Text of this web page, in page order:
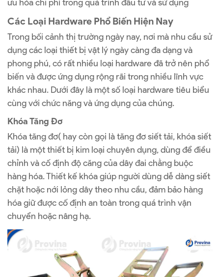
ưu hóa chi phí trong quá trình đầu tư và sử dụng
Các Loại Hardware Phổ Biến Hiện Nay
Trong bối cảnh thị trường ngày nay, nơi mà nhu cầu sử
dụng các loại thiết bị vật lý ngày càng đa dạng và
phong phú, có rất nhiều loại hardware đã trở nên phổ
biến và được ứng dụng rộng rãi trong nhiều lĩnh vực
khác nhau. Dưới đây là một số loại hardware tiêu biểu
cùng với chức năng và ứng dụng của chúng.
Khóa Tăng Đơ
Khóa tăng đơ( hay còn gọi là tăng đơ siết tải, khóa siết
tải) là một thiết bị kim loại chuyên dụng, dùng để điều
chỉnh và cố định độ căng của dây đai chằng buộc
hàng hóa. Thiết kế khóa giúp người dùng dễ dàng siết
chặt hoặc nới lỏng dây theo nhu cầu, đảm bảo hàng
hóa giữ được cố định an toàn trong quá trình vận
chuyển hoặc nâng hạ.